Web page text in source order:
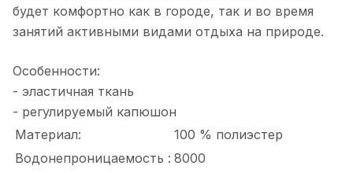
будет комфортно как в городе, так и во время
занятий активными видами отдыха на природе.
Особенности:
- эластичная ткань
- регулируемый капюшон
Материал:
100 % полиэстер
Водонепроницаемость : 8000